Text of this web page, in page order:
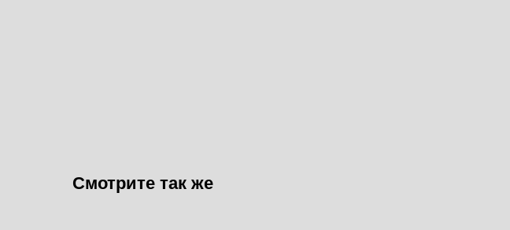
Смотрите так же